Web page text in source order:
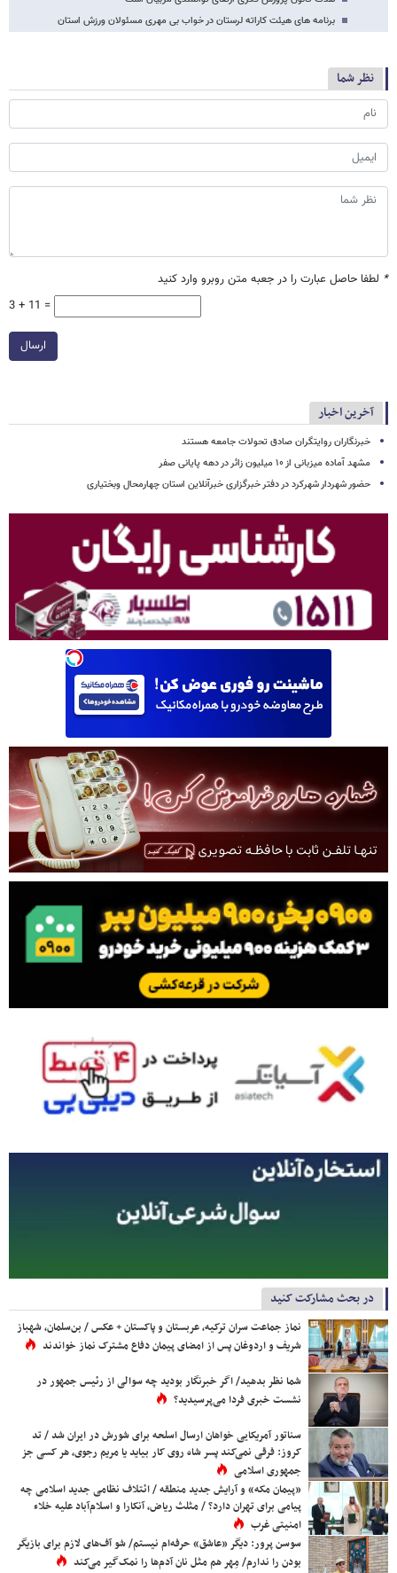
برنامه های هیئت کاراته لرستان در خواب بی مهری مسئولان ورزش استان
نظر شما
* لطفا حاصل عبارت را در جعبه متن روبرو وارد کنید
3 + 11 =
ارسال
آخرین اخبار
خبرنگاران روایتگران صادق تحولات جامعه هستند
مشهد آماده میزبانی از ۱۰ میلیون زائر در دهه پایانی صفر
حضور شهردار شهرکرد در دفتر خبرگزاری خبرآنلاین استان چهارمحال وبختیاری
در بحث مشارکت کنید
نماز جماعت سران ترکیه، عربستان و پاکستان + عکس / بن‌سلمان، شهباز
شریف و اردوغان پس از امضای پیمان دفاع مشترک نماز خواندند
شما نظر بدهید/ اگر خبرنگار بودید چه سوالی از رئیس جمهور در
نشست خبری فردا می‌پرسیدید؟
سناتور آمریکایی خواهان ارسال اسلحه برای شورش در ایران شد / تد
کروز: فرقی نمی‌کند پسر شاه روی کار بیاید یا مریم رجوی، هر کسی جز
جمهوری اسلامی
«پیمان مکه» و آرایش جدید منطقه / ائتلاف نظامی جدید اسلامی چه
پیامی برای تهران دارد؟ / مثلث ریاض، آنکارا و اسلام‌آباد علیه خلاء
امنیتی غرب
سوسن پرور: دیگر «عاشق» حرفه‌ام نیستم/ شو آف‌های لازم برای بازیگر
بودن را ندارم/ مِهر هم مثل نان آدم‌ها را نمک‌گیر می‌کند